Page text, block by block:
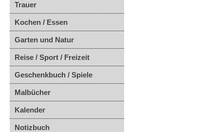
Trauer
Kochen / Essen
Garten und Natur
Reise / Sport / Freizeit
Geschenkbuch / Spiele
Malbücher
Kalender
Notizbuch